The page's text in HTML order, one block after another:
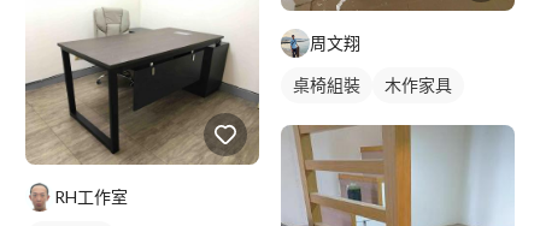
RH工作室
周文翔
桌椅組裝 木作家具